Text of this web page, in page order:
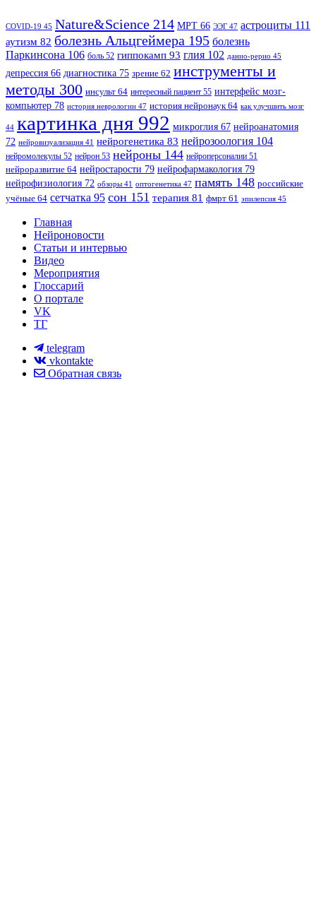
COVID-19 45 Nature&Science 214 МРТ 66 ЭЭГ 47 астроциты 111
аутизм 82 болезнь Альцгеймера 195 болезнь
Паркинсона 106 боль 52 гиппокамп 93 глия 102 данио-рерио 45
депрессия 66 диагностика 75 зрение 62 инструменты и
методы 300 инсульт 64 интересный пациент 55 интерфейс мозг-
компьютер 78 история неврологии 47 история нейронаук 64 как улучшить мозг
44 картинка дня 992 микроглия 67 нейроанатомия
72 нейровизуализация 41 нейрогенетика 83 нейрозоология 104
нейромолекулы 52 нейрон 53 нейроны 144 нейроперсоналии 51
нейроразвитие 64 нейростарости 79 нейрофармакология 79
нейрофизиология 72 обзоры 41 оптогенетика 47 память 148 российские
учёные 64 сетчатка 95 сон 151 терапия 81 фмрт 61 эпилепсия 45
Главная
Нейроновости
Статьи и интервью
Видео
Мероприятия
Глоссарий
О портале
VK
ТГ
telegram
vkontakte
Обратная связь